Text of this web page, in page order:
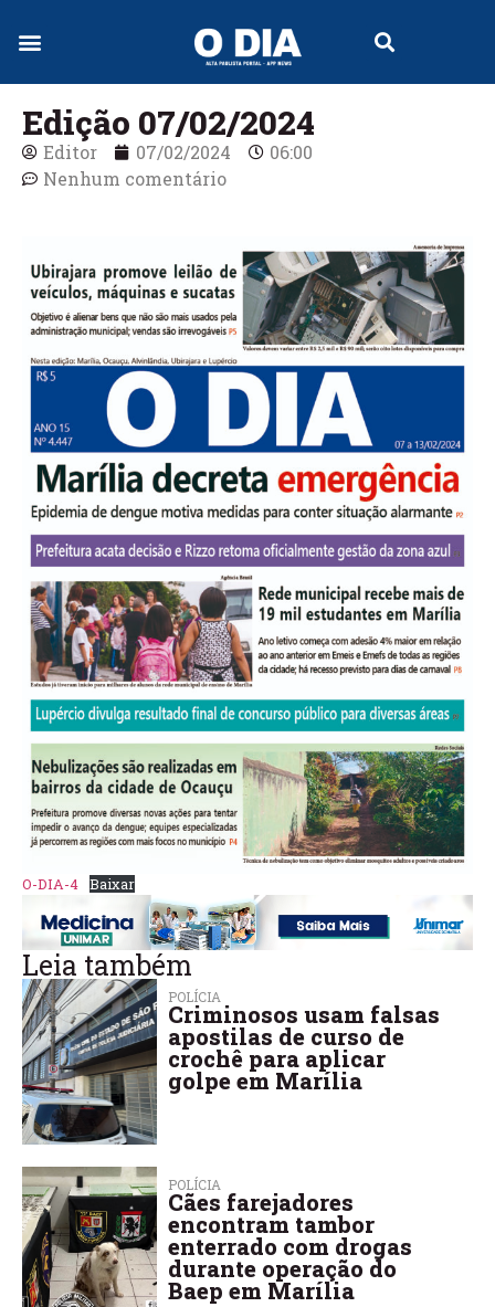
Edição 07/02/2024
Editor 07/02/2024
06:00
Nenhum comentário
O-DIA-4 Baixar
Leia também
POLÍCIA
Criminosos usam falsas
apostilas de curso de
crochê para aplicar
golpe em Marília
POLÍCIA
Cães farejadores
encontram tambor
enterrado com drogas
durante operação do
Baep em Marília